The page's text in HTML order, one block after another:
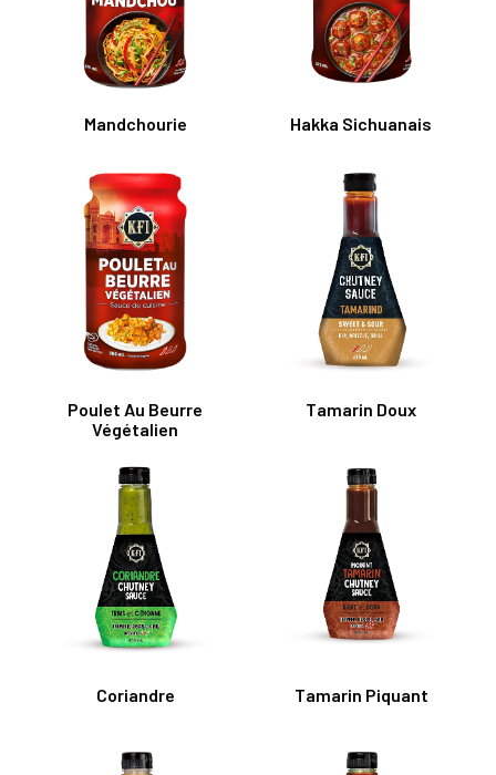
Mandchourie Hakka Sichuanais
Poulet Au Beurre
Végétalien
Tamarin Doux
Coriandre Tamarin Piquant